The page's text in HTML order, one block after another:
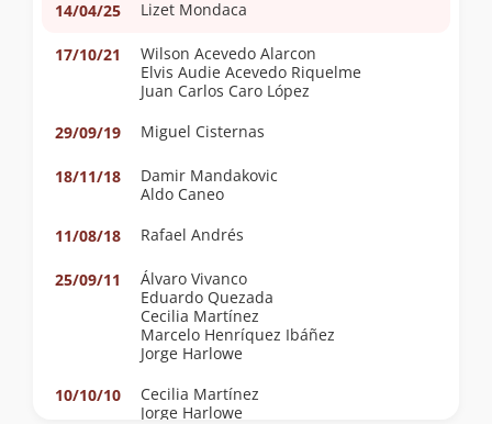
14/04/25 Lizet Mondaca
17/10/21
Wilson Acevedo Alarcon
Elvis Audie Acevedo Riquelme
Juan Carlos Caro López
29/09/19
Miguel Cisternas
18/11/18
Damir Mandakovic
Aldo Caneo
11/08/18
Rafael Andrés
25/09/11
Álvaro Vivanco
Eduardo Quezada
Cecilia Martínez
Marcelo Henríquez Ibáñez
Jorge Harlowe
10/10/10
Cecilia Martínez
Jorge Harlowe